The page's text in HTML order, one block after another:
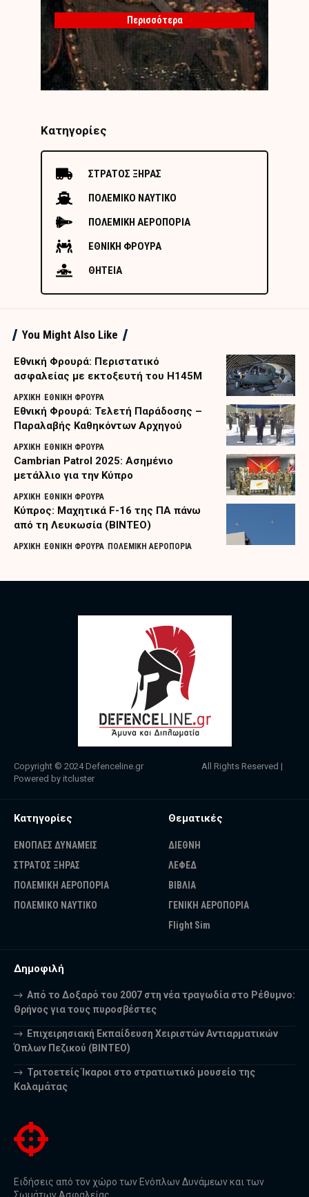
Περισσότερα
Κατηγορίες
ΣΤΡΑΤΟΣ ΞΗΡΑΣ
ΠΟΛΕΜΙΚΟ ΝΑΥΤΙΚΟ
ΠΟΛΕΜΙΚΗ ΑΕΡΟΠΟΡΙΑ
ΕΘΝΙΚΗ ΦΡΟΥΡΑ
ΘΗΤΕΙΑ
You Might Also Like
Εθνική Φρουρά: Περιστατικό
ασφαλείας με εκτοξευτή του H145M
ΑΡΧΙΚΗ ΕΘΝΙΚΗ ΦΡΟΥΡΑ
Εθνική Φρουρά: Τελετή Παράδοσης –
Παραλαβής Καθηκόντων Αρχηγού
ΑΡΧΙΚΗ ΕΘΝΙΚΗ ΦΡΟΥΡΑ
Cambrian Patrol 2025: Ασημένιο
μετάλλιο για την Κύπρο
ΑΡΧΙΚΗ ΕΘΝΙΚΗ ΦΡΟΥΡΑ
Κύπρος: Μαχητικά F-16 της ΠΑ πάνω
από τη Λευκωσία (ΒΙΝΤΕΟ)
ΑΡΧΙΚΗ ΕΘΝΙΚΗ ΦΡΟΥΡΑ ΠΟΛΕΜΙΚΗ ΑΕΡΟΠΟΡΙΑ
Copyright © 2024 Defenceline.gr All Rights Reserved |
Powered by itcluster
Κατηγορίες
ΕΝΟΠΛΕΣ ΔΥΝΑΜΕΙΣ
ΣΤΡΑΤΟΣ ΞΗΡΑΣ
ΠΟΛΕΜΙΚΗ ΑΕΡΟΠΟΡΙΑ
ΠΟΛΕΜΙΚΟ ΝΑΥΤΙΚΟ
Θεματικές
ΔΙΕΘΝΗ
ΛΕΦΕΔ
ΒΙΒΛΙΑ
ΓΕΝΙΚΗ ΑΕΡΟΠΟΡΙΑ
Flight Sim
Δημοφιλή
Από το Δοξαρό του 2007 στη νέα τραγωδία στο Ρέθυμνο:
Θρήνος για τους πυροσβέστες
Επιχειρησιακή Εκπαίδευση Χειριστών Αντιαρματικών
Όπλων Πεζικού (ΒΙΝΤΕΟ)
Τριτοετείς Ίκαροι στο στρατιωτικό μουσείο της
Καλαμάτας
Ειδήσεις από τον χώρο των Ενόπλων Δυνάμεων και των
Σωμάτων Ασφαλείας